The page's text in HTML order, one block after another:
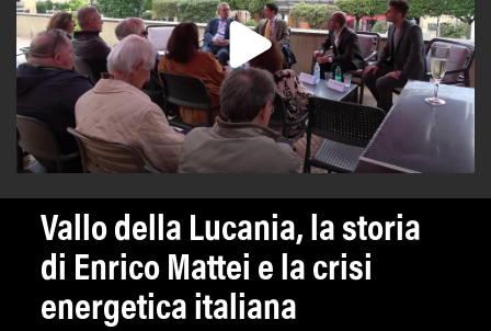
Vallo della Lucania, la storia
di Enrico Mattei e la crisi
energetica italiana